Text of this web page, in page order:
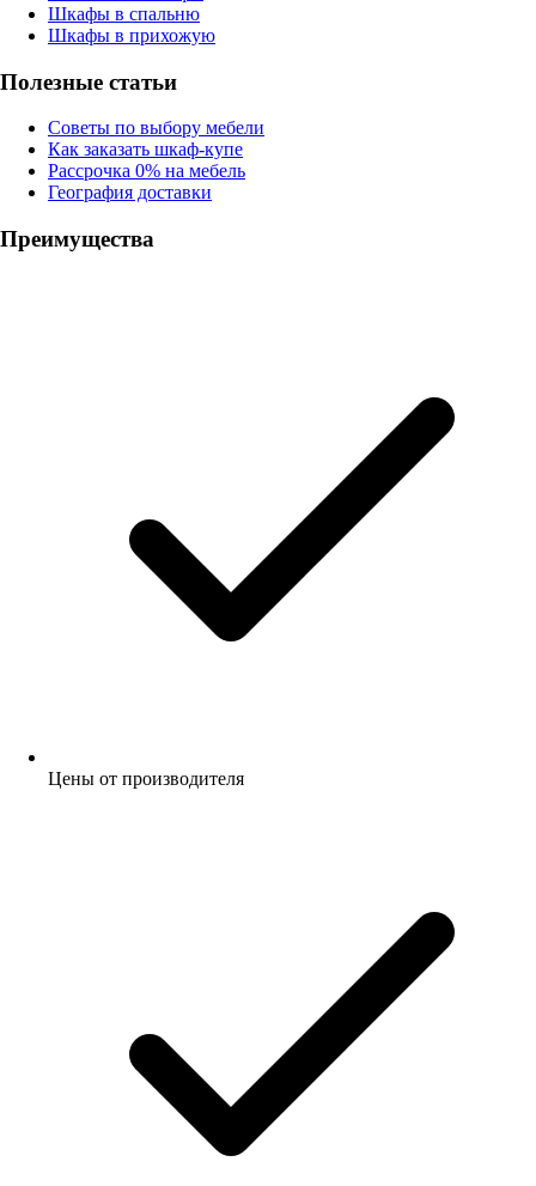
Шкафы в спальню
Шкафы в прихожую
Полезные статьи
Советы по выбору мебели
Как заказать шкаф-купе
Рассрочка 0% на мебель
География доставки
Преимущества
Цены от производителя